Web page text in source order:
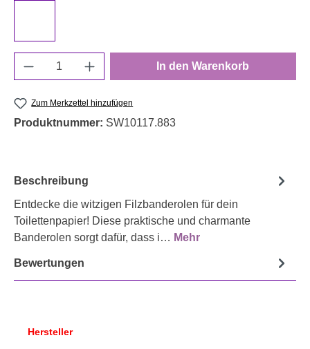
Produkt Anzahl: Gib den gewünschten
In den Warenkorb
Zum Merkzettel hinzufügen
Produktnummer: SW10117.883
Beschreibung
Entdecke die witzigen Filzbanderolen für dein
Toilettenpapier! Diese praktische und charmante
Banderolen sorgt dafür, dass i… Mehr
Bewertungen
Hersteller